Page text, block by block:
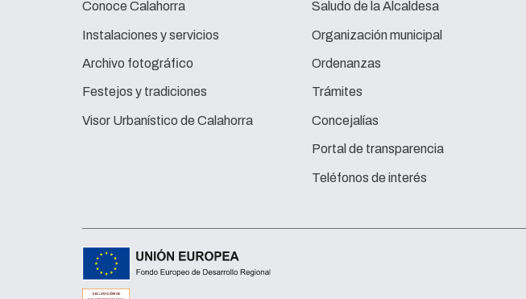
Conoce Calahorra
Instalaciones y servicios
Archivo fotográfico
Festejos y tradiciones
Visor Urbanístico de Calahorra
Saludo de la Alcaldesa
Organización municipal
Ordenanzas
Trámites
Concejalías
Portal de transparencia
Teléfonos de interés